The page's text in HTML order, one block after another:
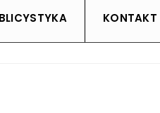
KONTAKT